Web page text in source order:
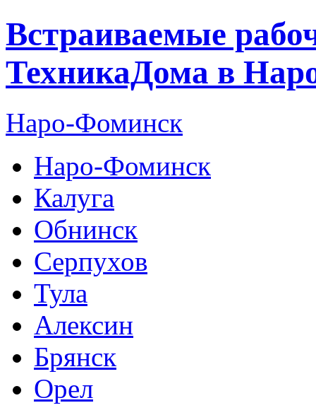
Встраиваемые
ТехникаДома в
Наро-Фоминск
Наро-Фоминск
Калуга
Обнинск
Серпухов
Тула
Алексин
Брянск
Орел